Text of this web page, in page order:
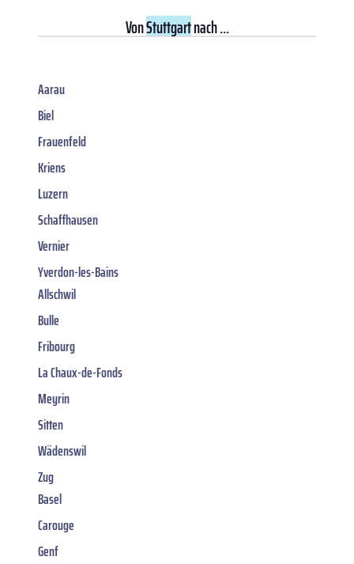
VonStuttgartnach ...
Aarau
Biel
Frauenfeld
Kriens
Luzern
Schaffhausen
Vernier
Yverdon-les-Bains
Allschwil
Bulle
Fribourg
La Chaux-de-Fonds
Meyrin
Sitten
Wädenswil
Zug
Basel
Carouge
Genf